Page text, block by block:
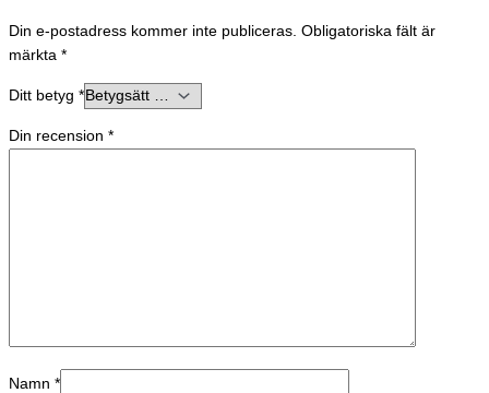
Din e-postadress kommer inte publiceras. Obligatoriska fält är
märkta *
Ditt betyg *
Din recension *
Namn *